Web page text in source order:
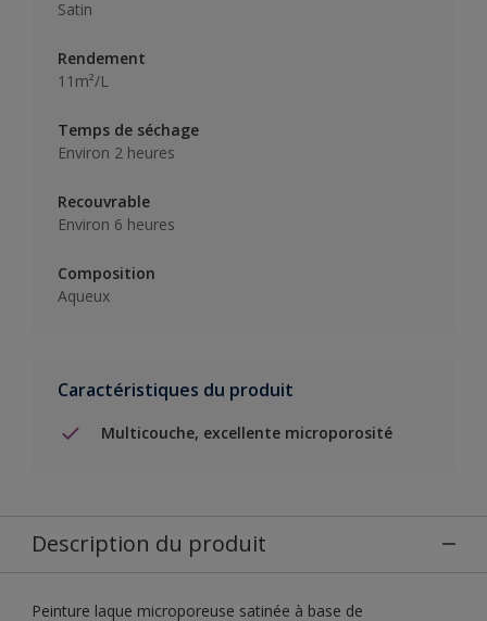
Satin
Rendement
11m²/L
Temps de séchage
Environ 2 heures
Recouvrable
Environ 6 heures
Composition
Aqueux
Caractéristiques du produit
Multicouche, excellente microporosité
Description du produit
Peinture laque microporeuse satinée à base de